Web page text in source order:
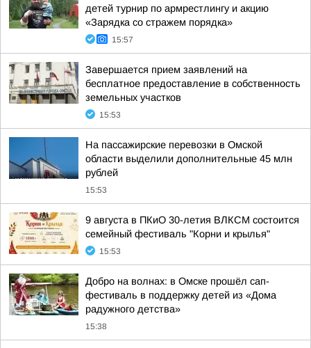
детей турнир по армрестлингу и акцию
«Зарядка со стражем порядка»
15:57
Завершается прием заявлений на
бесплатное предоставление в собственность
земельных участков
15:53
На пассажирские перевозки в Омской
области выделили дополнительные 45 млн
рублей
15:53
9 августа в ПКиО 30-летия ВЛКСМ состоится
семейный фестиваль "Корни и крылья"
15:53
Добро на волнах: в Омске прошёл сап-
фестиваль в поддержку детей из «Дома
радужного детства»
15:38